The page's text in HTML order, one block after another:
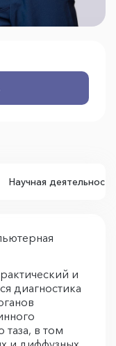
Научная деятельность
и
диагностика
таза, в том